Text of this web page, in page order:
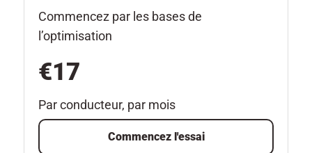
Commencez par les bases de
l’optimisation
€17
Par conducteur, par mois
Commencez l'essai